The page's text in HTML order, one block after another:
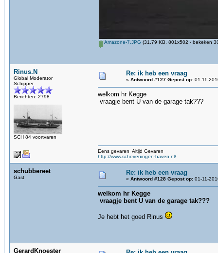
Amazone-7.JPG (31.79 KB, 801x502 - bekeken
Rinus.N
Global Moderator
Schipper
Berichten: 2798
SCH 84 voortvaren
Re: ik heb een vraag
« Antwoord #127 Gepost op: 01-11-
welkom hr Kegge
vraagje bent U van de garage tak???
Eens gevaren Altijd Gevaren
http://www.scheveningen-haven.nl/
schubbereet
Gast
Re: ik heb een vraag
« Antwoord #128 Gepost op: 01-11-
welkom hr Kegge
vraagje bent U van de garage tak???
Je hebt het goed Rinus
GerardKnoester